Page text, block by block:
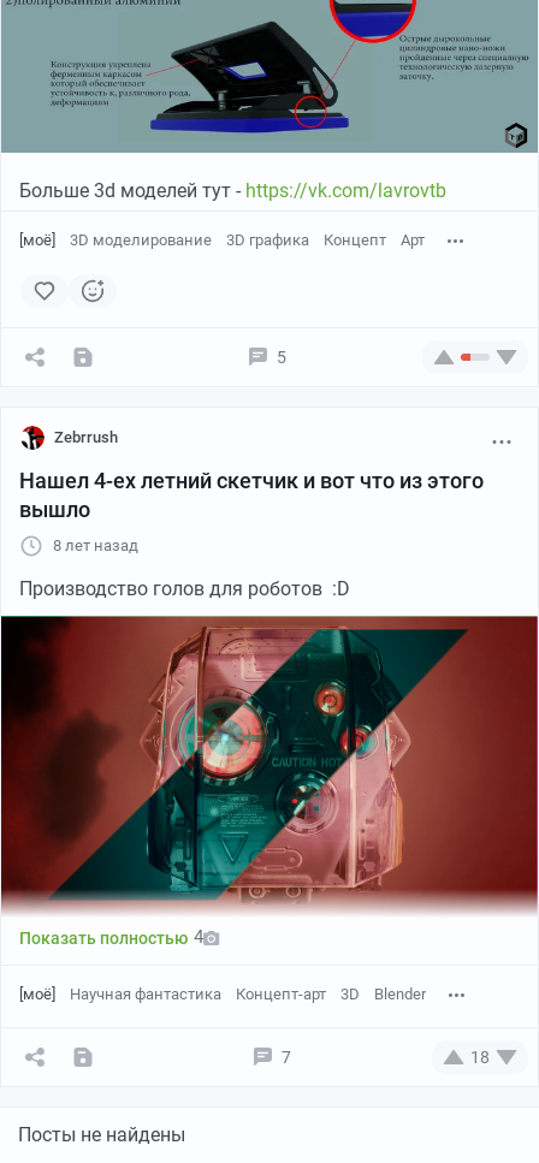
Нет, это не футуристическая сушилка для волос, это
тоже версия босса / врага:
Больше 3d моделей тут - https://vk.com/lavrovtb
[моё] 3D моделирование 3D графика Концепт Арт
5
Zebrrush
Нашел 4-ех летний скетчик и вот что из этого
вышло
8 лет назад
Производство голов для роботов :D
Показать полностью 4
[моё] Научная фантастика Концепт-арт 3D Blender
7 18
Посты не найдены